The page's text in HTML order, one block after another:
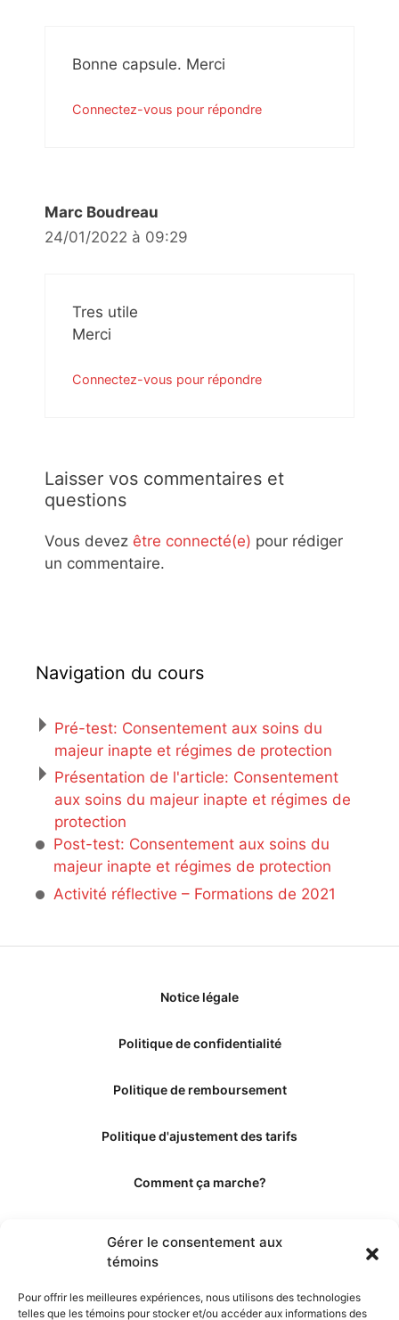
Gérer le consentement aux
témoins
Pour offrir les meilleures expériences, nous utilisons des technologies
telles que les témoins pour stocker et/ou accéder aux informations des
Bonne capsule. Merci
Connectez-vous pour répondre
Marc Boudreau
24/01/2022 à 09:29
Tres utile
Merci
Connectez-vous pour répondre
Laisser vos commentaires et
questions
Vous devez être connecté(e) pour rédiger
un commentaire.
Navigation du cours
Pré-test: Consentement aux soins du
majeur inapte et régimes de protection
Présentation de l'article: Consentement
aux soins du majeur inapte et régimes de
protection
Post-test: Consentement aux soins du
majeur inapte et régimes de protection
Activité réflective – Formations de 2021
Notice légale
Politique de confidentialité
Politique de remboursement
Politique d'ajustement des tarifs
Comment ça marche?